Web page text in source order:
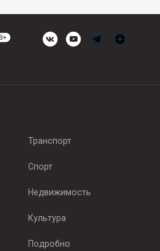
Транспорт
Спорт
Недвижимость
Культура
Подробно